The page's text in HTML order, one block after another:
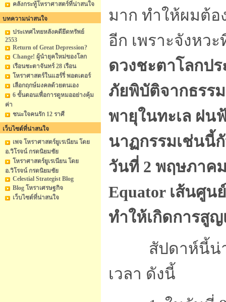
คลังกระทู้โหราศาสตร์ที่น่าสนใจ
บทความน่าสนใจ
ประเทศไทยหลังคดียึดทรัพย์
2553
Return of Great Depression?
Change! ผู้นำยุคใหม่ของโลก
เรือนชะตาจันทร์ 28 เรือน
โหราศาสตร์ในแฮร์รี่ พอตเตอร์
เลือกฤกษ์มงคลด้วยตนเอง
6 ขั้นตอนเพื่อการดูหมออย่างคุ้ม
ค่า
ชนะใจคนรัก 12 ราศี
เว็บไซต์ที่น่าสนใจ
เพจ โหราศาสตร์ยูเรเนียน โดย
อ.วิโรจน์ กรดนิยมชัย
โหราศาสตร์ยูเรเนียน โดย
อ.วิโรจน์ กรดนิยมชัย
Celestial Strategist Blog
Blog โหราเศรษฐกิจ
เว็บไซต์ที่น่าสนใจ
มาก ทำให้ผมต้อ
อีก เพราะจังหว
ดวงชะตาโลกปร
ภัยพิบัติจากธรร
พายุในทะเล ฝน
นาฏกรรมเช่นนี้
วันที่ 2 พฤษภาค
Equator เส้นศู
ทำให้เกิดการสู
สัปดาห์นี้น่าส
เวลา ดังนี้